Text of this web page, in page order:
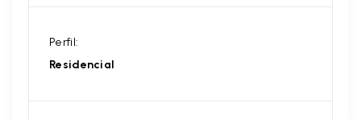
Perfil:
Residencial